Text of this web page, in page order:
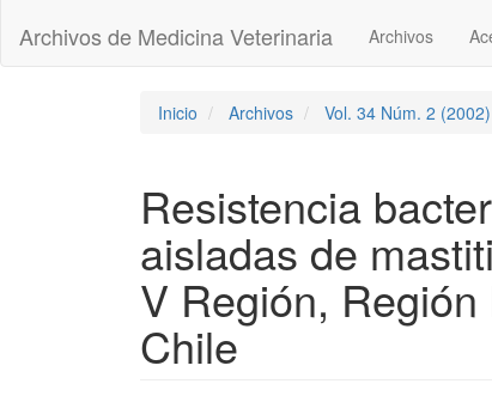
Archivos de Medicina Veterinaria Archivos
Inicio Archivos Vol. 34 Núm. 2 (2002)
Resistencia
aisladas de
V Región,
Chile